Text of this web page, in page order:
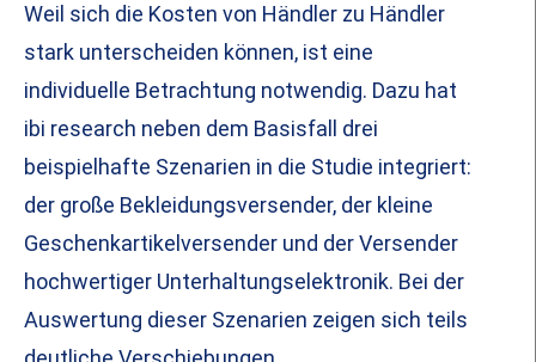
Weil sich die Kosten von Händler zu Händler
stark unterscheiden können, ist eine
individuelle Betrachtung notwendig. Dazu hat
ibi research neben dem Basisfall drei
beispielhafte Szenarien in die Studie integriert:
der große Bekleidungsversender, der kleine
Geschenkartikelversender und der Versender
hochwertiger Unterhaltungselektronik. Bei der
Auswertung dieser Szenarien zeigen sich teils